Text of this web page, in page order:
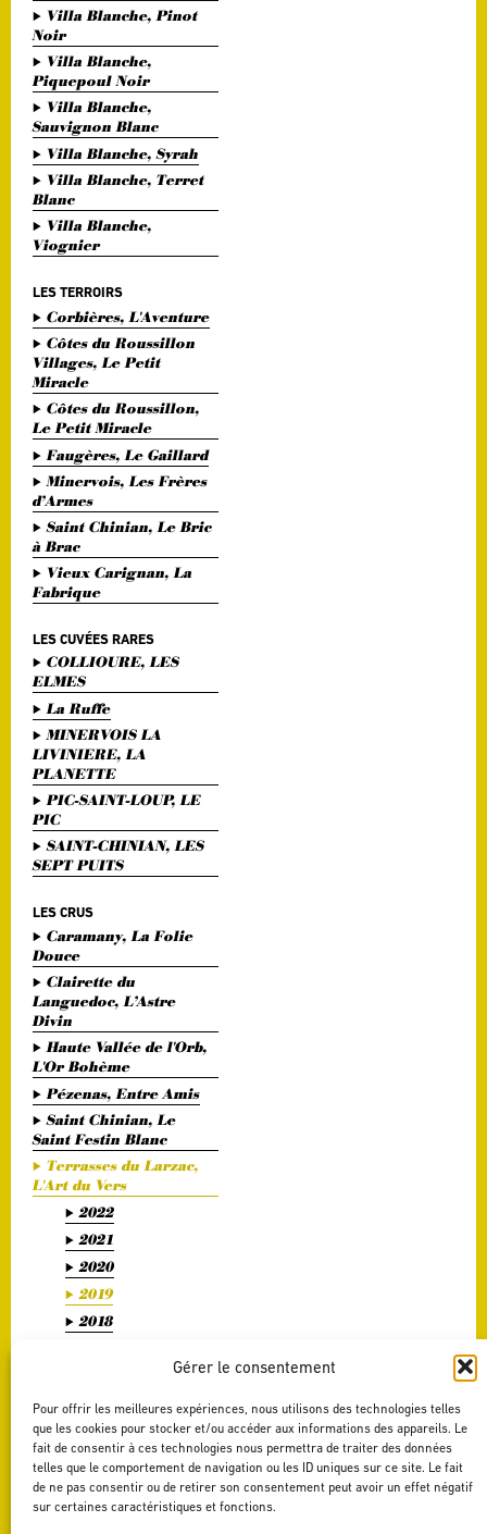
Gérer le consentement
Pour offrir les meilleures expériences, nous utilisons des technologies telles
que les cookies pour stocker et/ou accéder aux informations des appareils. Le
fait de consentir à ces technologies nous permettra de traiter des données
telles que le comportement de navigation ou les ID uniques sur ce site. Le fait
de ne pas consentir ou de retirer son consentement peut avoir un effet négatif
sur certaines caractéristiques et fonctions.
Villa Blanche, Pinot
Noir
Villa Blanche,
Piquepoul Noir
Villa Blanche,
Sauvignon Blanc
Villa Blanche, Syrah
Villa Blanche, Terret
Blanc
Villa Blanche,
Viognier
LES TERROIRS
Corbières, L'Aventure
Côtes du Roussillon
Villages, Le Petit
Miracle
Côtes du Roussillon,
Le Petit Miracle
Faugères, Le Gaillard
Minervois, Les Frères
d’Armes
Saint Chinian, Le Bric
à Brac
Vieux Carignan, La
Fabrique
LES CUVÉES RARES
COLLIOURE, LES
ELMES
La Ruffe
MINERVOIS LA
LIVINIERE, LA
PLANETTE
PIC-SAINT-LOUP, LE
PIC
SAINT-CHINIAN, LES
SEPT PUITS
LES CRUS
Caramany, La Folie
Douce
Clairette du
Languedoc, L’Astre
Divin
Haute Vallée de l'Orb,
L'Or Bohème
Pézenas, Entre Amis
Saint Chinian, Le
Saint Festin Blanc
Terrasses du Larzac,
L'Art du Vers
2022
2021
2020
2019
2018
2015
2014
2013
2012
2011